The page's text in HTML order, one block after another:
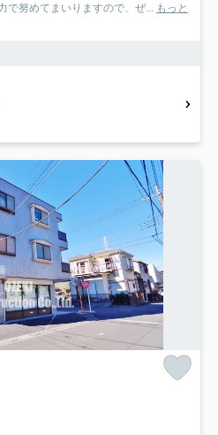
で努めてまいりますので、ぜ... もっと